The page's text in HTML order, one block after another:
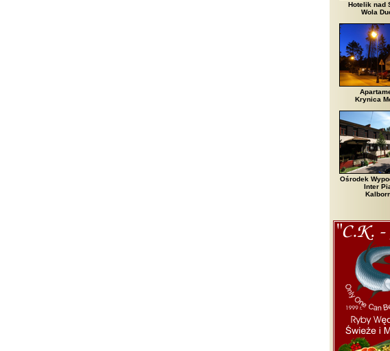
Arłamów, Augustów, Babice Stare, Bachanowo, Barczewo, Bardo, Białobrzegi,
Hotelik nad
Wola
Krynica
Ośrodek
Inter